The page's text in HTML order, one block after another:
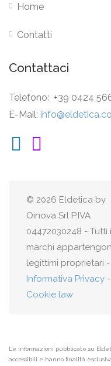
Home
Contatti
Contattaci
Telefono: +39 0424
E-Mail:
© 2026 Eldetica by
Oinova Srl P.IVA
04472030248 - Tutti i
marchi
legittimi proprietari -
Informativa Privacy -
Cookie law
Le informazioni pubblicate su
accessibili e hanno finalità